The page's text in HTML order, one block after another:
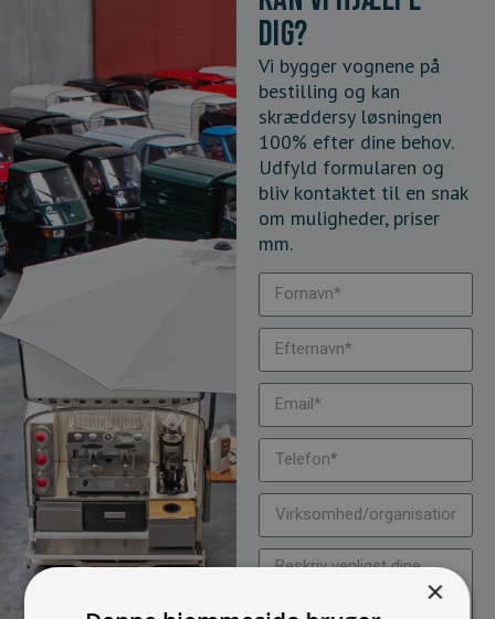
dig?
Vi bygger vognene på
bestilling og kan
skræddersy løsningen
100% efter dine behov.
Udfyld formularen og
bliv kontaktet til en snak
om muligheder, priser
mm.
×